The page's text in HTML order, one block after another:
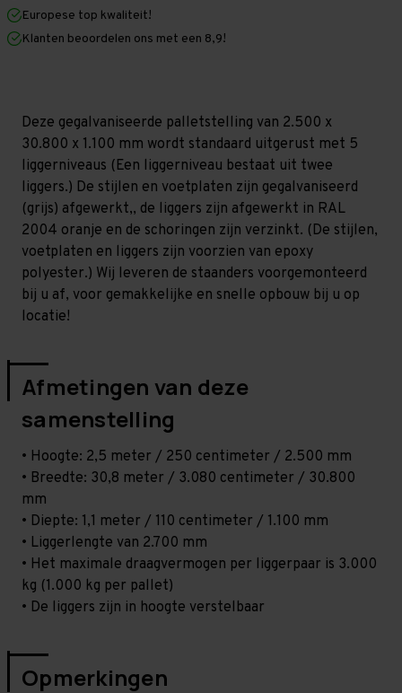
x
1.100
mm
-
Zwaar
-
T100
1.100
mm
-
Zwaar
-
T100
Europese top kwaliteit!
Klanten beoordelen ons met een 8,9!
Deze gegalvaniseerde palletstelling van 2.500 x
30.800 x 1.100 mm wordt standaard uitgerust met 5
liggerniveaus (Een liggerniveau bestaat uit twee
liggers.) De stijlen en voetplaten zijn gegalvaniseerd
(grijs) afgewerkt,, de liggers zijn afgewerkt in RAL
2004 oranje en de schoringen zijn verzinkt. (De stijlen,
voetplaten en liggers zijn voorzien van epoxy
polyester.) Wij leveren de staanders voorgemonteerd
bij u af, voor gemakkelijke en snelle opbouw bij u op
locatie!
Afmetingen van deze
samenstelling
• Hoogte: 2,5 meter / 250 centimeter / 2.500 mm
• Breedte: 30,8 meter / 3.080 centimeter / 30.800
mm
• Diepte: 1,1 meter / 110 centimeter / 1.100 mm
• Liggerlengte van 2.700 mm
• Het maximale draagvermogen per liggerpaar is 3.000
kg (1.000 kg per pallet)
• De liggers zijn in hoogte verstelbaar
Opmerkingen